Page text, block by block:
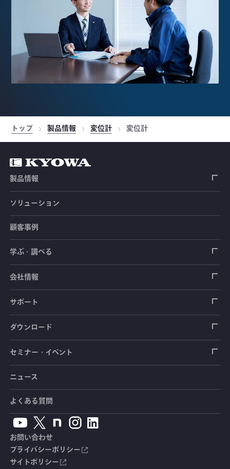
トップ 製品情報 変位計 変位計
製品情報
ひずみゲージ
センサ（変換器）
ロードセル
加速度センサ
圧力センサ
トルクセンサ
土木建築用センサ
荷重計
土圧計
間隙水圧計
傾斜計
鉄筋計
沈下計
応力計
自動車用センサ
シートベルト張力計
操舵力・操舵角計
手ブレーキ計・チェンジレバー操作力計
踏力計
ホイールトルクセンサ
人体ダミー用センサ
測定器
データロガー
指示計・表示器
増幅器（アンプ）
ハンディ測定器（チェッカ）
ソフトウェア
計測システム
道路用計測システム
鉄道用計測システム
自動車用計測システム
土木用計測システム
ブリッジボックス
ケーブル・コネクタ
アクセサリ
製品・サービスTopics
ソリューション
顧客事例
学ぶ・調べる
ひずみゲージ
センサ（変換器）
測定器
光ファイバ計測ソリューション - 学ぶ・調べる
共和技報
単位変換表
用語集
会社情報
拠点情報
会社概要
サポート
製品輸出時の取り扱いと該非判定書
毒物及び劇物譲受書
安全データシート（SDS）
カタログ・資料のダウンロード
生産終了製品一覧
拠点情報
ダウンロード
カタログ
取扱説明書
CADデータ
ソフトウェアバージョンアップ
総合カタログ
セミナー・イベント
セミナー・講習会
イベント・展示会
ニュース
よくある質問
お問い合わせ
プライバシーポリシー
サイトポリシー